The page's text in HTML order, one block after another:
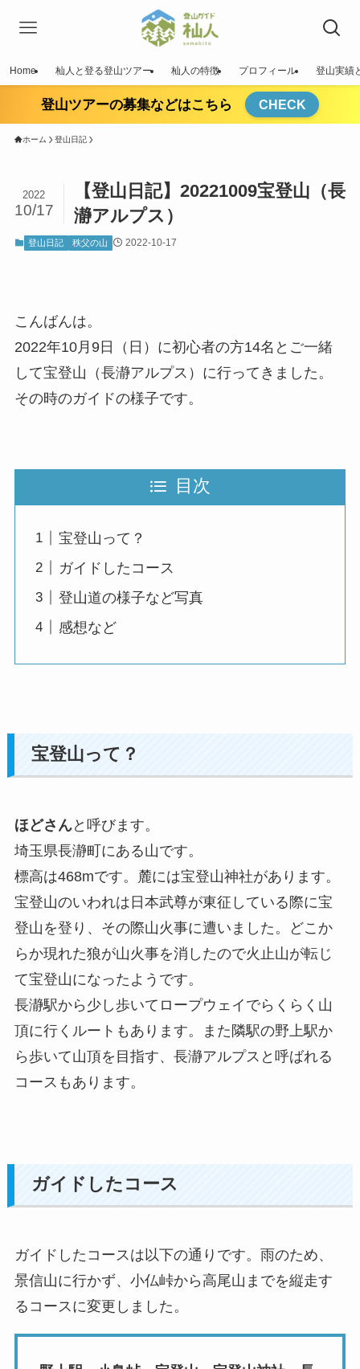
Home 杣人と登る登山ツアー 杣人の特徴 プロフィール 登山実績
登山ツアーの募集などはこちら CHECK
ホーム 登山日記
【登山日記】20221009宝登山（長
瀞アルプス）
2022
10/17
登山日記 秩父の山 2022-10-17
こんばんは。
2022年10月9日（日）に初心者の方14名とご一緒
して宝登山（長瀞アルプス）に行ってきました。
その時のガイドの様子です。
目次
宝登山って？
ガイドしたコース
登山道の様子など写真
感想など
宝登山って？
ほどさんと呼びます。
埼玉県長瀞町にある山です。
標高は468mです。麓には宝登山神社があります。
宝登山のいわれは日本武尊が東征している際に宝
登山を登り、その際山火事に遭いました。どこか
らか現れた狼が山火事を消したので火止山が転じ
て宝登山になったようです。
長瀞駅から少し歩いてロープウェイでらくらく山
頂に行くルートもあります。また隣駅の野上駅か
ら歩いて山頂を目指す、長瀞アルプスと呼ばれる
コースもあります。
ガイドしたコース
ガイドしたコースは以下の通りです。雨のため、
景信山に行かず、小仏峠から高尾山までを縦走す
るコースに変更しました。